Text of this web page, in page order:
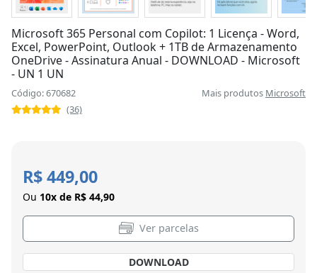
Microsoft 365 Personal com Copilot: 1 Licença - Word,
Excel, PowerPoint, Outlook + 1TB de Armazenamento
OneDrive - Assinatura Anual - DOWNLOAD - Microsoft
- UN 1 UN
Código: 670682 Mais produtos Microsoft
(36)
R$ 449,00
Ou 10x de R$ 44,90
Ver parcelas
DOWNLOAD